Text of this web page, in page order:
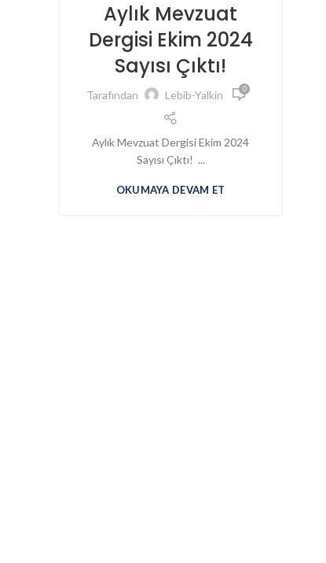
Aylık Mevzuat
Dergisi Ekim 2024
Sayısı Çıktı!
Tarafından Lebib-Yalkin 0
Aylık Mevzuat Dergisi Ekim 2024
Sayısı Çıktı! ...
OKUMAYA DEVAM ET